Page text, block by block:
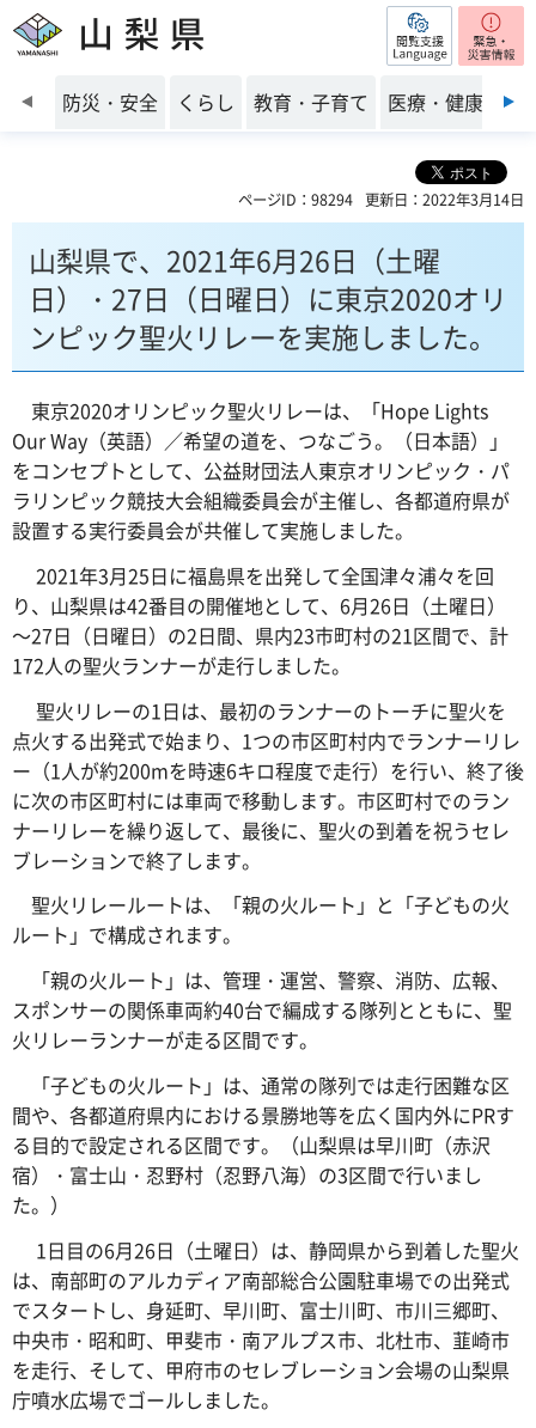
山梨県 閲覧支援
前のスライドを表示
防災・安全 くらし 教育・子育て 医療・健康・福
ページID：98294 更新日：2022年3月14日
山梨県で、2021年6月26日（土曜
日）・27日（日曜日）に東京2020オリ
ンピック聖火リレーを実施しました。
東京2020オリンピック聖火リレーは、「Hope Lights
Our Way（英語）／希望の道を、つなごう。（日本語）」
をコンセプトとして、公益財団法人東京オリンピック・パ
ラリンピック競技大会組織委員会が主催し、各都道府県が
設置する実行委員会が共催して実施しました。
2021年3月25日に福島県を出発して全国津々浦々を回
り、山梨県は42番目の開催地として、6月26日（土曜日）
～27日（日曜日）の2日間、県内23市町村の21区間で、計
172人の聖火ランナーが走行しました。
聖火リレーの1日は、最初のランナーのトーチに聖火を
点火する出発式で始まり、1つの市区町村内でランナーリレ
ー（1人が約200mを時速6キロ程度で走行）を行い、終了後
に次の市区町村には車両で移動します。市区町村でのラン
ナーリレーを繰り返して、最後に、聖火の到着を祝うセレ
ブレーションで終了します。
聖火リレールートは、「親の火ルート」と「子どもの火
ルート」で構成されます。
「親の火ルート」は、管理・運営、警察、消防、広報、
スポンサーの関係車両約40台で編成する隊列とともに、聖
火リレーランナーが走る区間です。
「子どもの火ルート」は、通常の隊列では走行困難な区
間や、各都道府県内における景勝地等を広く国内外にPRす
る目的で設定される区間です。（山梨県は早川町（赤沢
宿）・富士山・忍野村（忍野八海）の3区間で行いまし
た。）
1日目の6月26日（土曜日）は、静岡県から到着した聖火
は、南部町のアルカディア南部総合公園駐車場での出発式
でスタートし、身延町、早川町、富士川町、市川三郷町、
中央市・昭和町、甲斐市・南アルプス市、北杜市、韮崎市
を走行、そして、甲府市のセレブレーション会場の山梨県
庁噴水広場でゴールしました。